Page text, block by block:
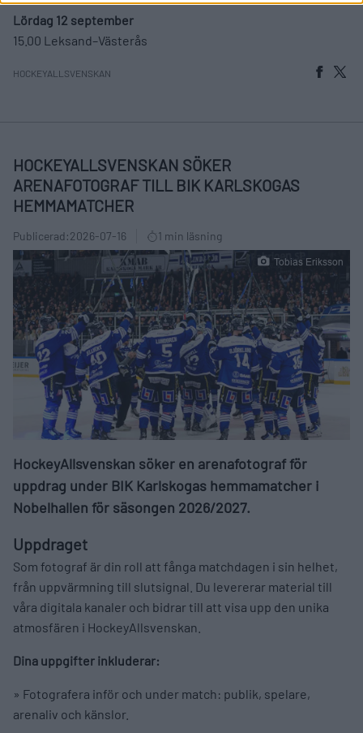
Lördag 12 september
15.00 Leksand–Västerås
HOCKEYALLSVENSKAN
HOCKEYALLSVENSKAN SÖKER
ARENAFOTOGRAF TILL BIK KARLSKOGAS
HEMMAMATCHER
Publicerad:2026-07-16 1 min läsning
Tobias Eriksson
HockeyAllsvenskan söker en arenafotograf för
uppdrag under BIK Karlskogas hemmamatcher i
Nobelhallen för säsongen 2026/2027.
Uppdraget
Som fotograf är din roll att fånga matchdagen i sin helhet,
från uppvärmning till slutsignal. Du levererar material till
våra digitala kanaler och bidrar till att visa upp den unika
atmosfären i HockeyAllsvenskan.
Dina uppgifter inkluderar:
» Fotografera inför och under match: publik, spelare,
arenaliv och känslor.